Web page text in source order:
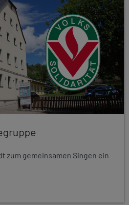
zum gemeinsamen Singen ein